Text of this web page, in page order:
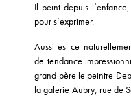
Il peint depuis
pour s’exprimer.
Aussi est-ce
de tendance
grand-père le peintre
la galerie Aubry, rue de